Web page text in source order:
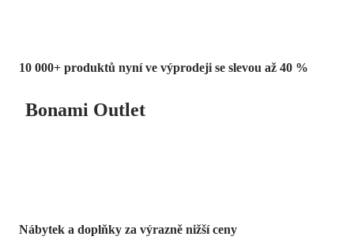
10 000+ produktů nyní ve výprodeji se slevou až 40 %
Bonami Outlet
Nábytek a doplňky za výrazně nižší ceny